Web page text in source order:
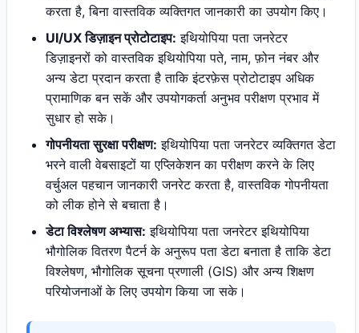
करता है, बिना वास्तविक व्यक्तिगत जानकारी का उपयोग किए।
UI/UX डिज़ाइन प्रोटोटाइप: इथियोपिया पता जनरेटर
डिज़ाइनरों को वास्तविक इथियोपिया पते, नाम, फ़ोन नंबर और
अन्य डेटा प्रदान करता है ताकि इंटरफ़ेस प्रोटोटाइप अधिक
प्रामाणिक बन सकें और उपयोगकर्ता अनुभव परीक्षण प्रभाव में
सुधार हो सके।
गोपनीयता सुरक्षा परीक्षण: इथियोपिया पता जनरेटर व्यक्तिगत डेटा
भरने वाली वेबसाइटों या एप्लिकेशन का परीक्षण करने के लिए
वर्चुअल पहचान जानकारी जनरेट करता है, वास्तविक गोपनीयता
को लीक होने से बचाता है।
डेटा विश्लेषण अभ्यास: इथियोपिया पता जनरेटर इथियोपिया
भौगोलिक वितरण पैटर्न के अनुरूप पता डेटा बनाता है ताकि डेटा
विश्लेषण, भौगोलिक सूचना प्रणाली (GIS) और अन्य शिक्षण
परियोजनाओं के लिए उपयोग किया जा सके।